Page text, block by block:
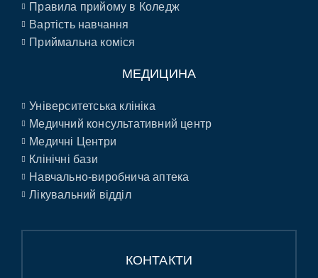
Правила прийому в Коледж
Вартість навчання
Приймальна коміся
МЕДИЦИНА
Університетська клініка
Медичний консультативний центр
Медичні Центри
Клінічні бази
Навчально-виробнича аптека
Лікувальний відділ
КОНТАКТИ